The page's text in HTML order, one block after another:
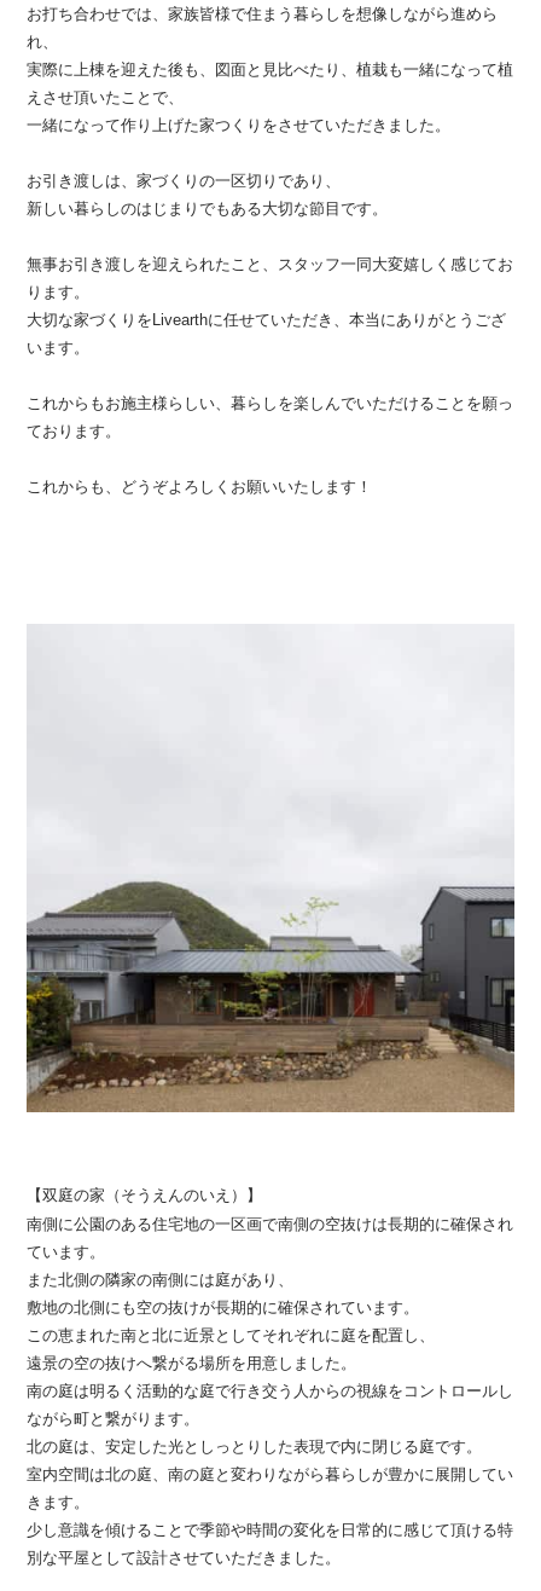
お打ち合わせでは、家族皆様で住まう暮らしを想像しながら進めら
れ、
実際に上棟を迎えた後も、図面と見比べたり、植栽も一緒になって植
えさせ頂いたことで、
一緒になって作り上げた家つくりをさせていただきました。
お引き渡しは、家づくりの一区切りであり、
新しい暮らしのはじまりでもある大切な節目です。
無事お引き渡しを迎えられたこと、スタッフ一同大変嬉しく感じてお
ります。
大切な家づくりをLivearthに任せていただき、本当にありがとうござ
います。
これからもお施主様らしい、暮らしを楽しんでいただけることを願っ
ております。
これからも、どうぞよろしくお願いいたします！
【双庭の家（そうえんのいえ）】
南側に公園のある住宅地の一区画で南側の空抜けは長期的に確保され
ています。
また北側の隣家の南側には庭があり、
敷地の北側にも空の抜けが長期的に確保されています。
この恵まれた南と北に近景としてそれぞれに庭を配置し、
遠景の空の抜けへ繋がる場所を用意しました。
南の庭は明るく活動的な庭で行き交う人からの視線をコントロールし
ながら町と繋がります。
北の庭は、安定した光としっとりした表現で内に閉じる庭です。
室内空間は北の庭、南の庭と変わりながら暮らしが豊かに展開してい
きます。
少し意識を傾けることで季節や時間の変化を日常的に感じて頂ける特
別な平屋として設計させていただきました。